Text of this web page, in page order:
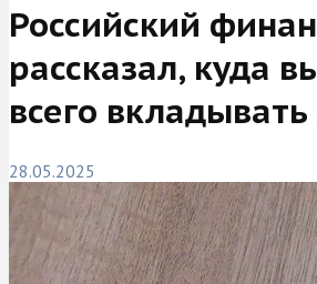
Российский
рассказал, куда
всего вкладывать
28.05.2025